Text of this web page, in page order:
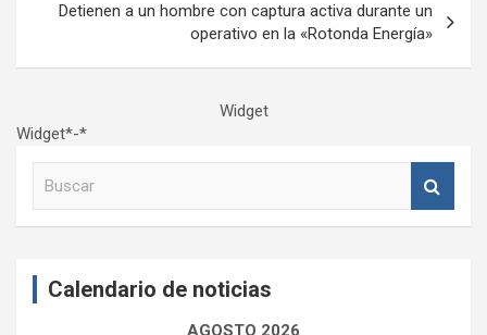
Detienen a un hombre con captura activa durante un
operativo en la «Rotonda Energía»
Widget
Widget*-*
Calendario de noticias
AGOSTO 2026